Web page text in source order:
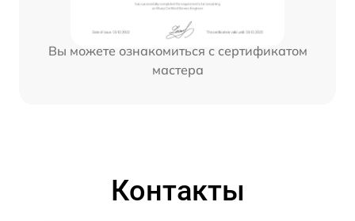
Вы можете ознакомиться с сертификатом
мастера
Контакты